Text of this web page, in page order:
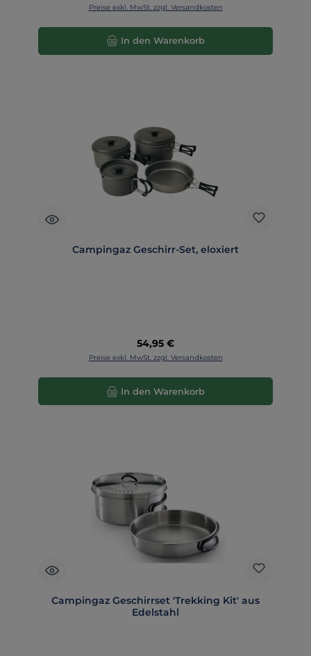
Preise exkl. MwSt. zzgl. Versandkosten
In den Warenkorb
Campingaz Geschirr-Set, eloxiert
Regulärer Preis:
54,95 €
Preise exkl. MwSt. zzgl. Versandkosten
In den Warenkorb
Campingaz Geschirrset 'Trekking Kit' aus
Edelstahl